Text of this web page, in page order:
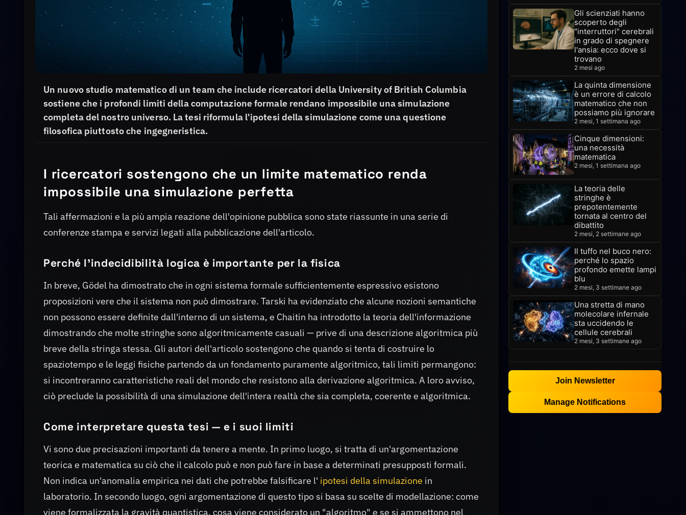
Un nuovo studio matematico di un team che include ricercatori della University of British Columbia
sostiene che i profondi limiti della computazione formale rendano impossibile una simulazione
completa del nostro universo. La tesi riformula l'ipotesi della simulazione come una questione
filosofica piuttosto che ingegneristica.
I ricercatori sostengono che un limite matematico renda
impossibile una simulazione perfetta
Tali affermazioni e la più ampia reazione dell'opinione pubblica sono state riassunte in una serie di
conferenze stampa e servizi legati alla pubblicazione dell'articolo.
Perché l'indecidibilità logica è importante per la fisica
In breve, Gödel ha dimostrato che in ogni sistema formale sufficientemente espressivo esistono
proposizioni vere che il sistema non può dimostrare. Tarski ha evidenziato che alcune nozioni semantiche
non possono essere definite dall'interno di un sistema, e Chaitin ha introdotto la teoria dell'informazione
dimostrando che molte stringhe sono algoritmicamente casuali — prive di una descrizione algoritmica più
breve della stringa stessa. Gli autori dell'articolo sostengono che quando si tenta di costruire lo
spaziotempo e le leggi fisiche partendo da un fondamento puramente algoritmico, tali limiti permangono:
si incontreranno caratteristiche reali del mondo che resistono alla derivazione algoritmica. A loro avviso,
ciò preclude la possibilità di una simulazione dell'intera realtà che sia completa, coerente e algoritmica.
Come interpretare questa tesi — e i suoi limiti
Vi sono due precisazioni importanti da tenere a mente. In primo luogo, si tratta di un'argomentazione
teorica e matematica su ciò che il calcolo può e non può fare in base a determinati presupposti formali.
Non indica un'anomalia empirica nei dati che potrebbe falsificare l' ipotesi della simulazione in
laboratorio. In secondo luogo, ogni argomentazione di questo tipo si basa su scelte di modellazione: come
viene formalizzata la gravità quantistica, cosa viene considerato un "algoritmo" e se si ammettono nel
Gli scienziati hanno
scoperto degli
"interruttori" cerebrali
in grado di spegnere
l'ansia: ecco dove si
trovano
2 mesi ago
La quinta dimensione
è un errore di calcolo
matematico che non
possiamo più ignorare
2 mesi, 1 settimana ago
Cinque dimensioni:
una necessità
matematica
2 mesi, 1 settimana ago
La teoria delle
stringhe è
prepotentemente
tornata al centro del
dibattito
2 mesi, 2 settimane ago
Il tuffo nel buco nero:
perché lo spazio
profondo emette lampi
blu
2 mesi, 3 settimane ago
Una stretta di mano
molecolare infernale
sta uccidendo le
cellule cerebrali
2 mesi, 3 settimane ago
Join Newsletter
Manage Notifications